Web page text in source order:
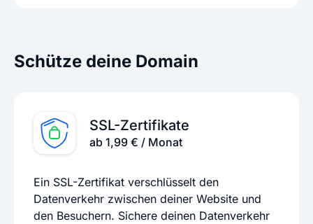
Schütze deine Domain
SSL-Zertifikate
ab 1,99 € / Monat
Ein SSL-Zertifikat verschlüsselt den
Datenverkehr zwischen deiner Website und
den Besuchern. Sichere deinen Datenverkehr